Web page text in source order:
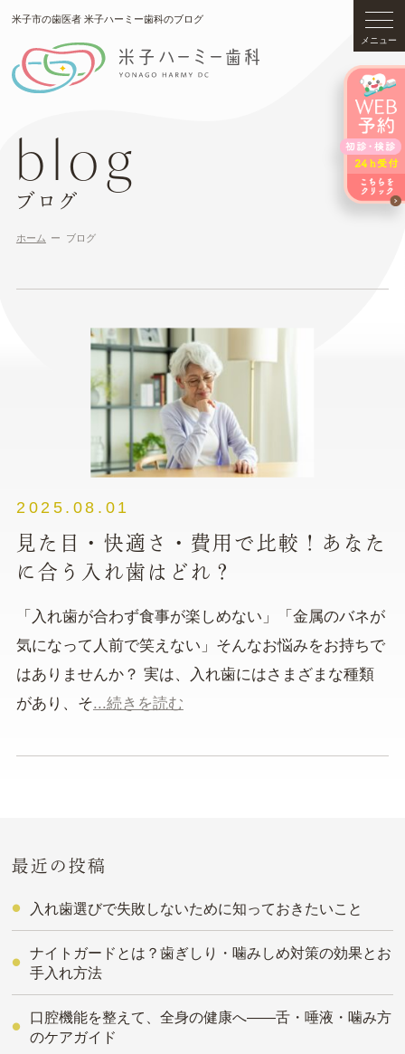
米子市の歯医者 米子ハーミー歯科のブログ
メニュー
blog
ブログ
ホーム ブログ
2025.08.01
見た目・快適さ・費用で比較！あなた
に合う入れ歯はどれ？
「入れ歯が合わず食事が楽しめない」「金属のバネが
気になって人前で笑えない」そんなお悩みをお持ちで
はありませんか？ 実は、入れ歯にはさまざまな種類
があり、そ...続きを読む
最近の投稿
入れ歯選びで失敗しないために知っておきたいこと
ナイトガードとは？歯ぎしり・噛みしめ対策の効果とお
手入れ方法
口腔機能を整えて、全身の健康へ――舌・唾液・噛み方
のケアガイド